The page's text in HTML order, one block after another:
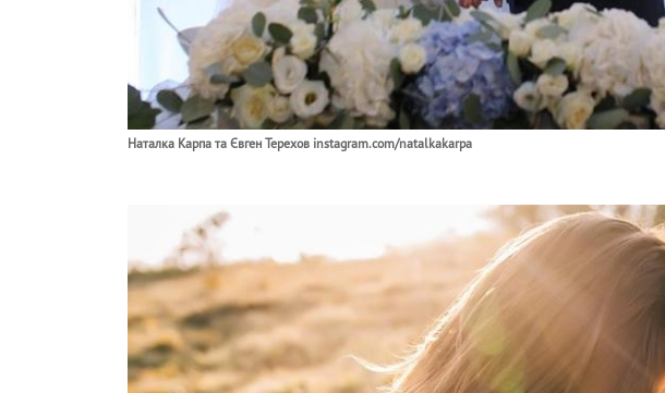
Наталка Карпа та Євген Терехов instagram.com/natalkakarpa